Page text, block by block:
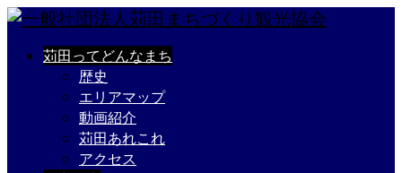
苅田ってどんなまち
歴史
エリアマップ
動画紹介
苅田あれこれ
アクセス